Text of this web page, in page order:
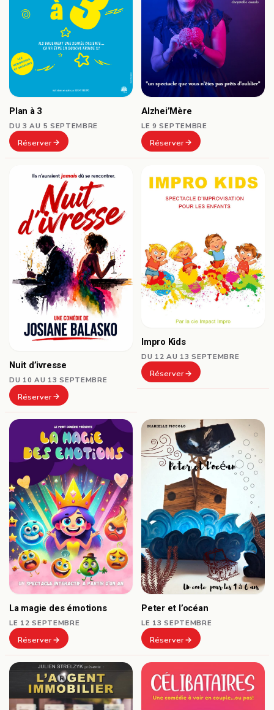
Plan à 3
DU 3 AU 5 SEPTEMBRE
Réserver
Alzhei’Mère
LE 9 SEPTEMBRE
Réserver
Nuit d’ivresse
DU 10 AU 13 SEPTEMBRE
Réserver
Impro Kids
DU 12 AU 13 SEPTEMBRE
Réserver
La magie des émotions
LE 12 SEPTEMBRE
Réserver
Peter et l’océan
LE 13 SEPTEMBRE
Réserver